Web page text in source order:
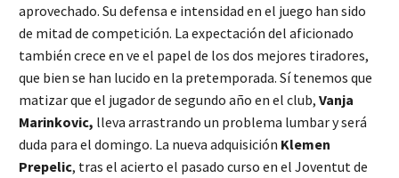
aprovechado. Su defensa e intensidad en el juego han sido
de mitad de competición. La expectación del aficionado
también crece en ve el papel de los dos mejores tiradores,
que bien se han lucido en la pretemporada. Sí tenemos que
matizar que el jugador de segundo año en el club, Vanja
Marinkovic, lleva arrastrando un problema lumbar y será
duda para el domingo. La nueva adquisición Klemen
Prepelic, tras el acierto el pasado curso en el Joventut de